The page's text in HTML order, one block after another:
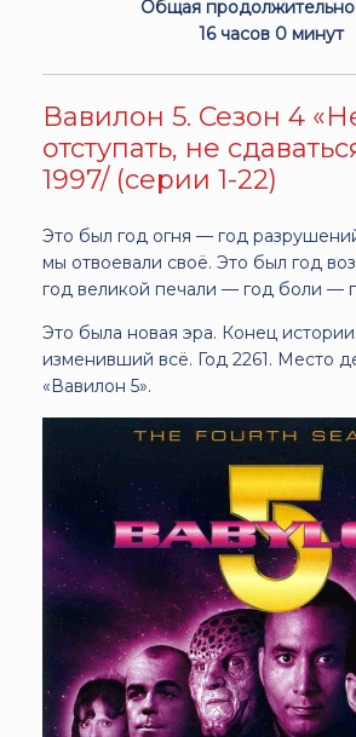
Общая
16 часов 0 минут
Вавилон 5. Сезон 4
отступать, не
1997/ (серии 1-22)
Это был год огня — год
мы отвоевали своё. Это был год
год великой печали — год боли —
Это была новая эра. Конец
изменивший всё. Год 2261. Место
«Вавилон 5».